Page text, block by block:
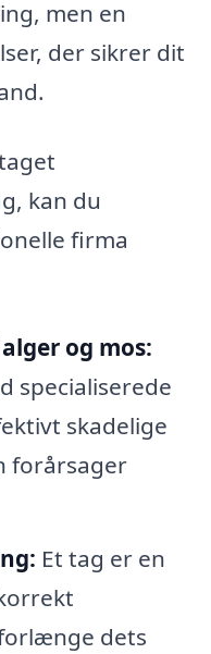
men en
der sikrer dit
kan du
firma
og mos:
specialiserede
skadelige
forårsager
Et tag er en
dets